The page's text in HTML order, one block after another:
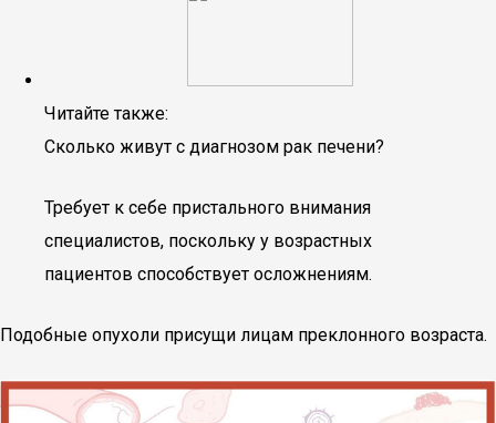
Читайте также:
Сколько живут с диагнозом рак печени?
Требует к себе пристального внимания
специалистов, поскольку у возрастных
пациентов способствует осложнениям.
Подобные опухоли присущи лицам преклонного возраста.